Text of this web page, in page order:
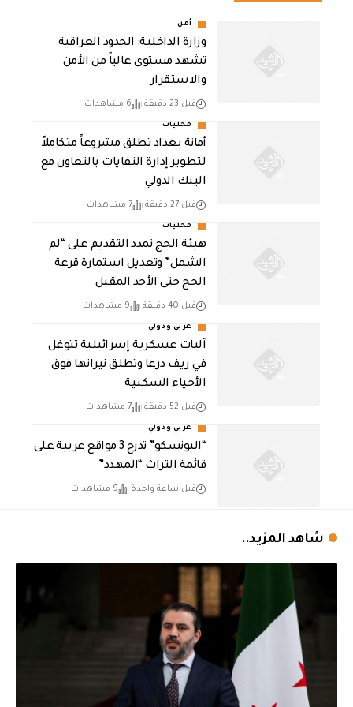
أمن
وزارة الداخلية: الحدود العراقية
تشهد مستوى عالياً من الأمن
والاستقرار
قبل 23 دقيقة 6 مشاهدات
محليات
أمانة بغداد تطلق مشروعاً متكاملاً
لتطوير إدارة النفايات بالتعاون مع
البنك الدولي
قبل 27 دقيقة 7 مشاهدات
محليات
هيئة الحج تمدد التقديم على “لم
الشمل” وتعديل استمارة قرعة
الحج حتى الأحد المقبل
قبل 40 دقيقة 9 مشاهدات
عربي ودولي
آليات عسكرية إسرائيلية تتوغل
في ريف درعا وتطلق نيرانها فوق
الأحياء السكنية
قبل 52 دقيقة 7 مشاهدات
عربي ودولي
“اليونسكو” تدرج 3 مواقع عربية على
قائمة التراث “المهدد”
قبل ساعة واحدة 9 مشاهدات
شاهد المزيد..